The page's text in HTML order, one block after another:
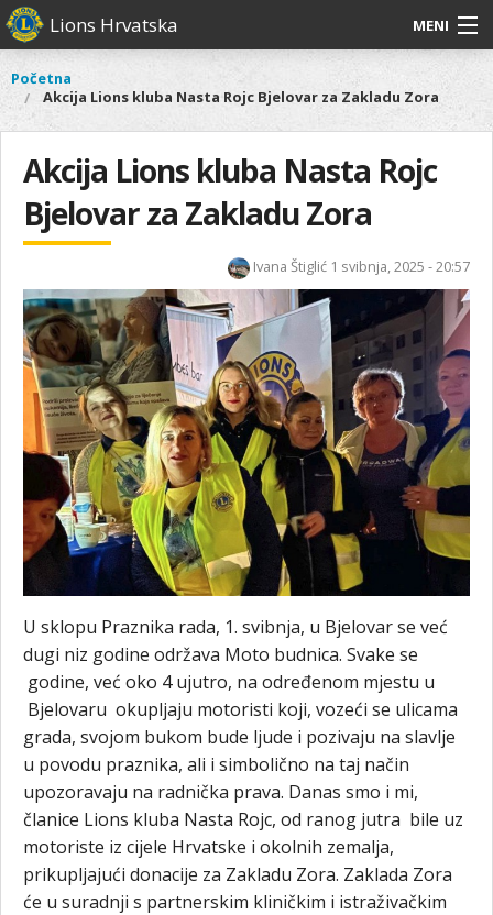
Skoči
na
sadržaj
Lions Hrvatska MENI
O nama
Lions Distrikt 126
Naši projekti
Aktivnosti
Glavni
izbornik
O
nama
Lions
Distrikt
126
Naši
projekti
Vi
ste
ovdje
Početna
Akcija Lions kluba Nasta Rojc Bjelovar za Zakladu Zora
Akcija Lions kluba Nasta Rojc
Bjelovar za Zakladu Zora
Ivana Štiglić 1 svibnja, 2025 - 20:57
U sklopu Praznika rada, 1. svibnja, u Bjelovar se već
dugi niz godine održava Moto budnica. Svake se
godine, već oko 4 ujutro, na određenom mjestu u
Bjelovaru okupljaju motoristi koji, vozeći se ulicama
grada, svojom bukom bude ljude i pozivaju na slavlje
u povodu praznika, ali i simbolično na taj način
upozoravaju na radnička prava. Danas smo i mi,
članice Lions kluba Nasta Rojc, od ranog jutra bile uz
motoriste iz cijele Hrvatske i okolnih zemalja,
prikupljajući donacije za Zakladu Zora. Zaklada Zora
će u suradnji s partnerskim kliničkim i istraživačkim